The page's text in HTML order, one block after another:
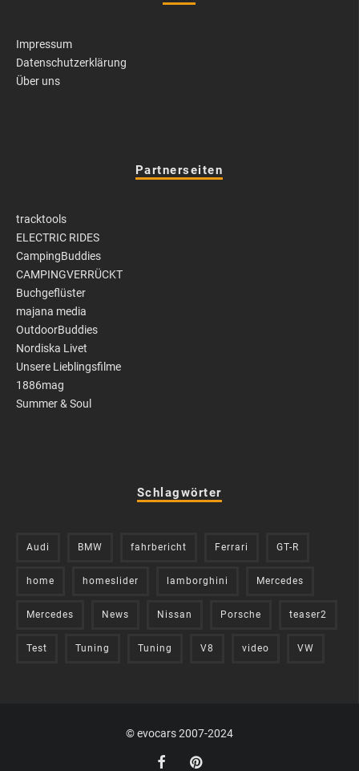
Impressum
Datenschutzerklärung
Über uns
Partnerseiten
tracktools
ELECTRIC RIDES
CampingBuddies
CAMPINGVERRÜCKT
Buchgeflüster
majana media
OutdoorBuddies
Nordiska Livet
Unsere Lieblingsfilme
1886mag
Summer & Soul
Schlagwörter
Audi BMW fahrbericht Ferrari GT-R
home homeslider lamborghini Mercedes
Mercedes News Nissan Porsche teaser2
Test Tuning Tuning V8 video VW
© evocars 2007-2024